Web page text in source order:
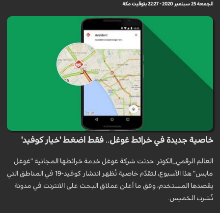
الجمعة 25 سبتمبر 2020 - 22:27 بتوقيت مكة
خاصية جديدة في خرائط غوغل.. فقط اضغط 'خيار كوفيد'
العالم الرقمي_الكوثر: حدثت شركة غوغل خدمة خرائطها المجانية "غوغل
مابس" هذا الأسبوع، لتقدّم خاصية تُظهر انتشار كوفيد-19 في المناطق التي
يقصدها المستخدم، وفق ما أعلن عملاق البحث على الانترنت في مدونة
نُشرت الخميس.